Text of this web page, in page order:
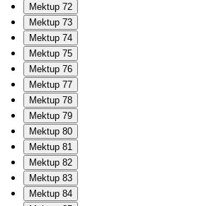
Mektup 72
Mektup 73
Mektup 74
Mektup 75
Mektup 76
Mektup 77
Mektup 78
Mektup 79
Mektup 80
Mektup 81
Mektup 82
Mektup 83
Mektup 84